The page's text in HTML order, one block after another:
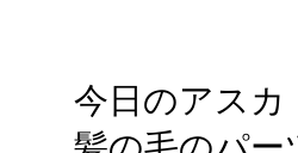
今日のアスカ